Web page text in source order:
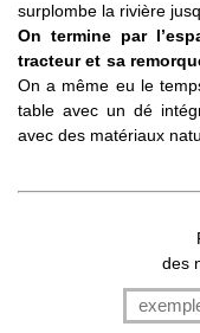
surplombe la rivière
On termine par
tracteur et sa
On a même eu le
table avec un dé
avec des matériaux
des